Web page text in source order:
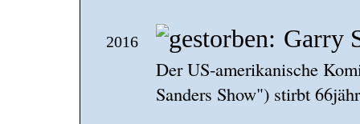
2016 Garry
Der US-amerikanische
Sanders Show") stirbt